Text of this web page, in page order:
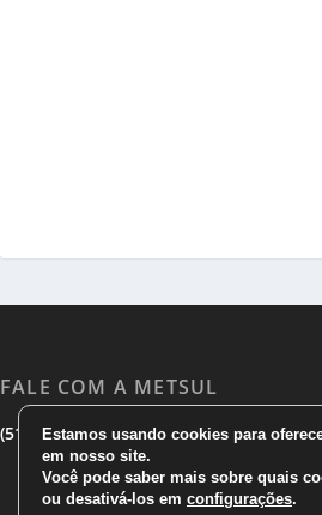
FALE COM A METSUL
(51) 3533 1983|(51)3785 7752|
Estamos usando cookies para
em nosso site.
Você pode saber mais sobre quais
ou desativá-los em configurações.